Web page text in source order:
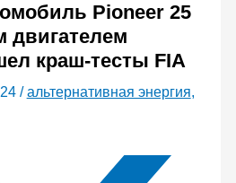
Pioneer 25
двигателем
краш-тесты FIA
/альтернативная энергия,